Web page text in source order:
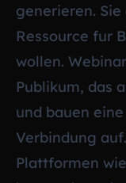
generieren.
Ressource fur
wollen.
Publikum, das
und bauen
Verbindung
Plattformen